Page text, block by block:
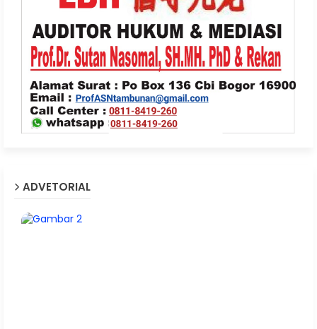
ADVETORIAL